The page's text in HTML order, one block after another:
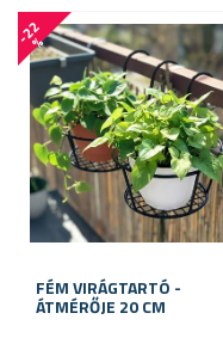
-
2
2
%
FÉM VIRÁGTARTÓ -
ÁTMÉRŐJE 20 CM